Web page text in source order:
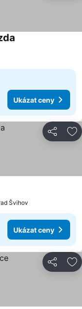
Ukázat ceny
Sdílet
Švihov
Ukázat ceny
Sdílet